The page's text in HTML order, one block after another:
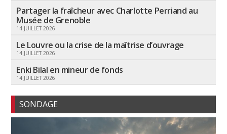
Partager la fraîcheur avec Charlotte Perriand au
Musée de Grenoble
14 JUILLET 2026
Le Louvre ou la crise de la maîtrise d’ouvrage
14 JUILLET 2026
Enki Bilal en mineur de fonds
14 JUILLET 2026
SONDAGE